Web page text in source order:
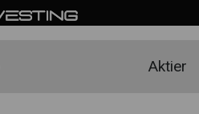
Aktier